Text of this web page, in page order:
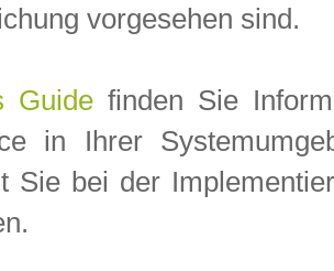
vorgesehen sind.
Guidefinden Sie
in Ihrer
Sie bei der